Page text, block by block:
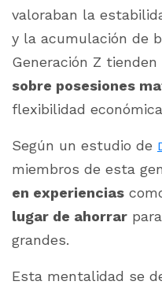
valoraban la
y la acumulación de
Generación Z tienden
sobre posesiones
flexibilidad
Según un estudio de
miembros de esta
en experiencias
lugar de ahorrar
grandes.
Esta mentalidad se